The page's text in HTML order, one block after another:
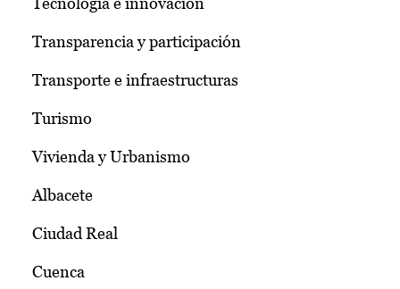
Transparencia y participación
Transporte e infraestructuras
Turismo
Vivienda y Urbanismo
Albacete
Ciudad Real
Cuenca